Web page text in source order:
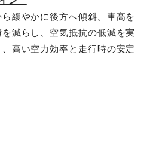
緩やかに後方へ傾斜。車高を
減らし、空気抵抗の低減を実
高い空力効率と走行時の安定